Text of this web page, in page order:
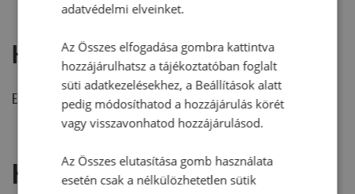
Hozzászólások
Ehhez a recepthez még nem érkezett hozzászólás.
Hozzászólás írása
adatvédelmi elveinket.
Az Összes elfogadása gombra kattintva
hozzájárulhatsz a tájékoztatóban foglalt
süti adatkezelésekhez, a Beállítások alatt
pedig módosíthatod a hozzájárulás körét
vagy visszavonhatod hozzájárulásod.
Az Összes elutasítása gomb használata
esetén csak a nélkülözhetetlen sütik